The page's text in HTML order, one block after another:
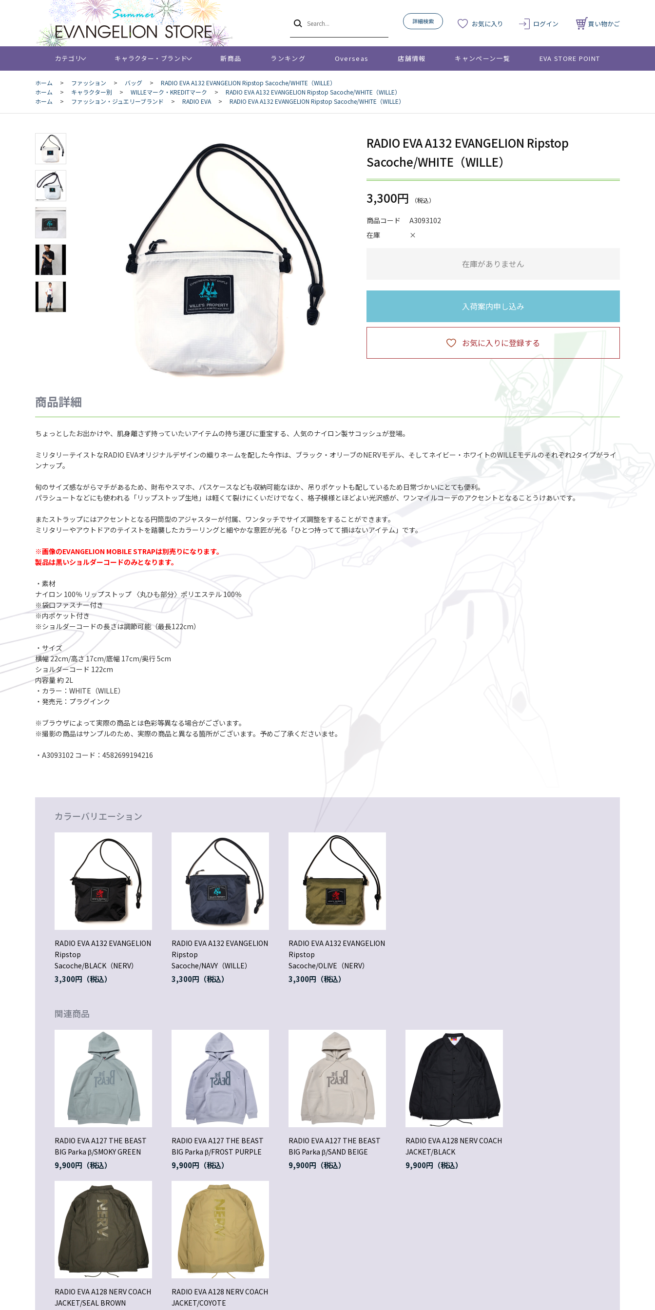
詳細検索 お気に入り ログイン 買い物かご
カテゴリ キャラクター・ブランド 新商品 ランキング Overseas 店舗情報 キャンペーン一覧 EVA STORE POINT
ホーム > ファッション > バッグ >
RADIO EVA A132 EVANGELION Ripstop Sacoche/WHITE（WILLE）
ホーム
> キャラクター別 > WILLEマーク・KREDITマーク >
RADIO EVA A132 EVANGELION Ripstop Sacoche/WHITE（WILLE）
ホーム
> ファッション・ジュエリーブランド > RADIO EVA > RADIO EVA A132 EVANGELION Ripstop Sacoche/WHITE（WILLE）
RADIO EVA A132 EVANGELION Ripstop
Sacoche/WHITE（WILLE）
3,300円
商品コード
A3093102
在庫
×
在庫がありません
入荷案内申し込み
お気に入りに登録する
商品詳細
ちょっとしたお出かけや、肌身離さず持っていたいアイテムの持ち運びに重宝する、人気のナイロン製サコッシュが登場。
ミリタリーテイストなRADIO EVAオリジナルデザインの織りネームを配した今作は、ブラック・オリーブのNERVモデル、そしてネイビー・ホワイトのWILLEモデルのそれぞれ2タイプがライ
ンナップ。
旬のサイズ感ながらマチがあるため、財布やスマホ、パスケースなども収納可能なほか、吊りポケットも配しているため日常づかいにとても便利。
パラシュートなどにも使われる「リップストップ生地」は軽くて裂けにくいだけでなく、格子模様とほどよい光沢感が、ワンマイルコーデのアクセントとなることうけあいです。
またストラップにはアクセントとなる円筒型のアジャスターが付属、ワンタッチでサイズ調整をすることができます。
ミリタリーやアウトドアのテイストを踏襲したカラーリングと細やかな意匠が光る「ひとつ持ってて損はないアイテム」です。
※画像のEVANGELION MOBILE STRAPは別売りになります。
製品は黒いショルダーコードのみとなります。
・素材
ナイロン 100％ リップストップ 〈丸ひも部分〉ポリエステル 100％
※袋口ファスナー付き
※内ポケット付き
※ショルダーコードの長さは調節可能（最長122cm）
・サイズ
横幅 22cm/高さ 17cm/底幅 17cm/奥行 5cm
ショルダーコード 122cm
内容量 約 2L
・カラー：WHITE（WILLE）
・発売元：プラグインク
※ブラウザによって実際の商品とは色彩等異なる場合がございます。
※撮影の商品はサンプルのため、実際の商品と異なる箇所がございます。予めご了承くださいませ。
・A3093102 コード：4582699194216
カラーバリエーション
RADIO EVA A132 EVANGELION
Ripstop
Sacoche/BLACK（NERV）
3,300円
RADIO EVA A132 EVANGELION
Ripstop
Sacoche/NAVY（WILLE）
3,300円
RADIO EVA A132 EVANGELION
Ripstop
Sacoche/OLIVE（NERV）
3,300円
関連商品
RADIO EVA A127 THE BEAST
BIG Parka β/SMOKY GREEN
9,900円
RADIO EVA A127 THE BEAST
BIG Parka β/FROST PURPLE
9,900円
RADIO EVA A127 THE BEAST
BIG Parka β/SAND BEIGE
9,900円
RADIO EVA A128 NERV COACH
JACKET/BLACK
9,900円
RADIO EVA A128 NERV COACH
JACKET/SEAL BROWN
RADIO EVA A128 NERV COACH
JACKET/COYOTE